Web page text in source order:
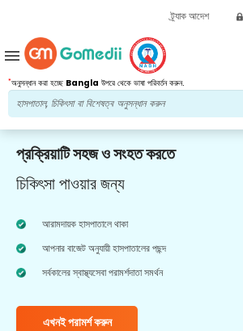
ট্র্যাক আদেশ
*অনুসন্ধান করা হচ্ছে Bangla উপরে থেকে ভাষা পরিবর্তন করুন.
menu
প্রক্রিয়াটি সহজ ও সংহত করতে
চিকিৎসা পাওয়ার জন্য
আরামদায়ক হাসপাতালে থাকা
আপনার বাজেট অনুযায়ী হাসপাতালের পছন্দ
সর্বকালের স্বাস্থ্যসেবা পরামর্শদাতা সমর্থন
এখনই পরামর্শ করুন